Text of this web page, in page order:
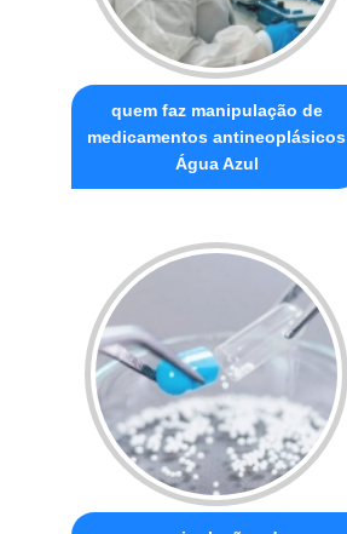
quem faz manipulação de
medicamentos antineoplásicos
Água Azul